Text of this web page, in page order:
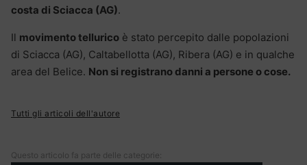
costa di Sciacca (AG).
Il movimento tellurico è stato percepito dalle popolazioni
di Sciacca (AG), Caltabellotta (AG), Ribera (AG) e in qualche
area del Belice. Non si registrano danni a persone o cose.
Tutti gli articoli dell'autore
Questo articolo fa parte delle categorie: